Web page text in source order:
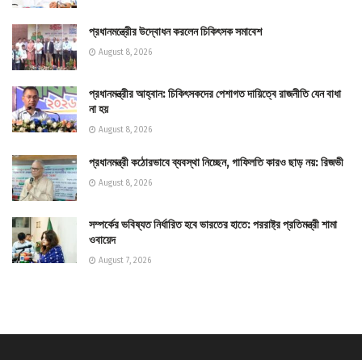
প্রধানমন্ত্রীের উদ্বোধন করলেন চিকিৎসক সমাবেশ
August 8, 2026
প্রধানমন্ত্রীর আহ্বান: চিকিৎসকদের পেশাগত দায়িত্বে রাজনীতি যেন বাধা
না হয়
August 8, 2026
প্রধানমন্ত্রী কঠোরভাবে ব্যবস্থা নিচ্ছেন, গাফিলতি কারও ছাড় নয়: রিজভী
August 8, 2026
সম্পর্কের ভবিষ্যত নির্ধারিত হবে ভারতের হাতে: পররাষ্ট্র প্রতিমন্ত্রী শামা
ওবায়েদ
August 7, 2026